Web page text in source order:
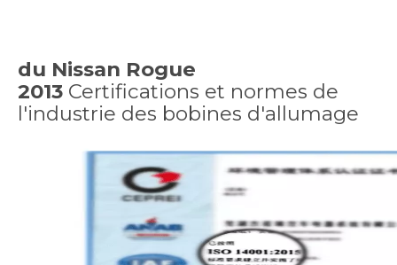
du Nissan Rogue
2013 Certifications et normes de
l'industrie des bobines d'allumage